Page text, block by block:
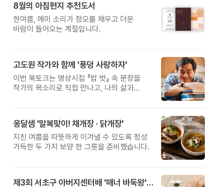
8월의 아침편지 추천도서
한여름, 매미 소리가 정오를 채우고 더운
바람이 들어오는 계절입니다.
고도원 작가와 함께 '풍덩 사랑하자'
이번 북토크는 명상시집 『밥 벗』 속 문장을
작가의 목소리로 직접 만나고, 나의 삶과
옹달샘 '말복맞이! 채개장 · 닭개장'
지친 여름을 따뜻하게 이겨낼 수 있도록 정성
가득한 두 가지 보양 한 그릇을 준비했습니다.
제3회 서초구 아버지센터배 '매너 바둑왕' 대회